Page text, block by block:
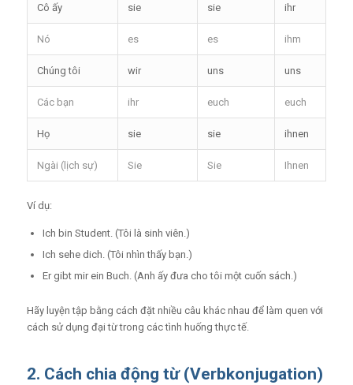
Cô ấy sie sie ihr
Nó es es ihm
Chúng tôi wir uns uns
Các bạn ihr euch euch
Họ sie sie ihnen
Ngài (lịch sự) Sie Sie Ihnen
Ví dụ:
Ich bin Student. (Tôi là sinh viên.)
Ich sehe dich. (Tôi nhìn thấy bạn.)
Er gibt mir ein Buch. (Anh ấy đưa cho tôi một cuốn sách.)
Hãy luyện tập bằng cách đặt nhiều câu khác nhau để làm quen với
cách sử dụng đại từ trong các tình huống thực tế.
2. Cách chia động từ (Verbkonjugation)